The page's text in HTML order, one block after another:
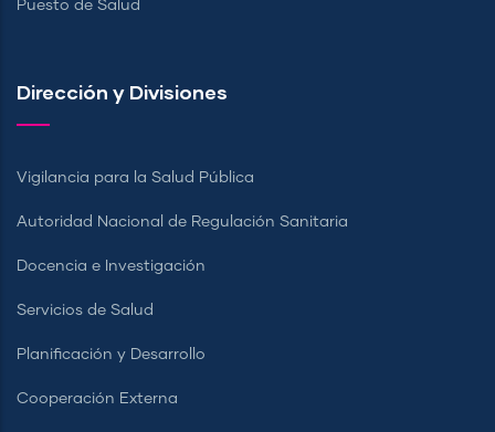
Puesto de Salud
Dirección y Divisiones
Vigilancia para la Salud Pública
Autoridad Nacional de Regulación Sanitaria
Docencia e Investigación
Servicios de Salud
Planificación y Desarrollo
Cooperación Externa